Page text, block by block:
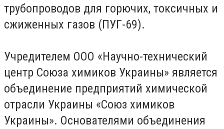
трубопроводов для горючих, токсичных и
сжиженных газов (ПУГ-69).
Учредителем ООО «Научно-технический
центр Союза химиков Украины» является
объединение предприятий химической
отрасли Украины «Союз химиков
Украины». Основателями объединения